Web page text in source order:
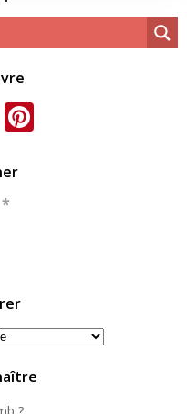
Instagram
*